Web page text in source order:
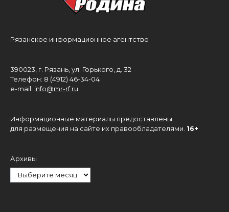
Рязанское информационное агентство
390023, г. Рязань, ул. Горького, д. 32
Телефон: 8 (4912) 46-34-04
e-mail: info@mr-rf.ru
Информационные материалы предоставлены
для размещения на сайте их правообладателями. 16+
Архивы